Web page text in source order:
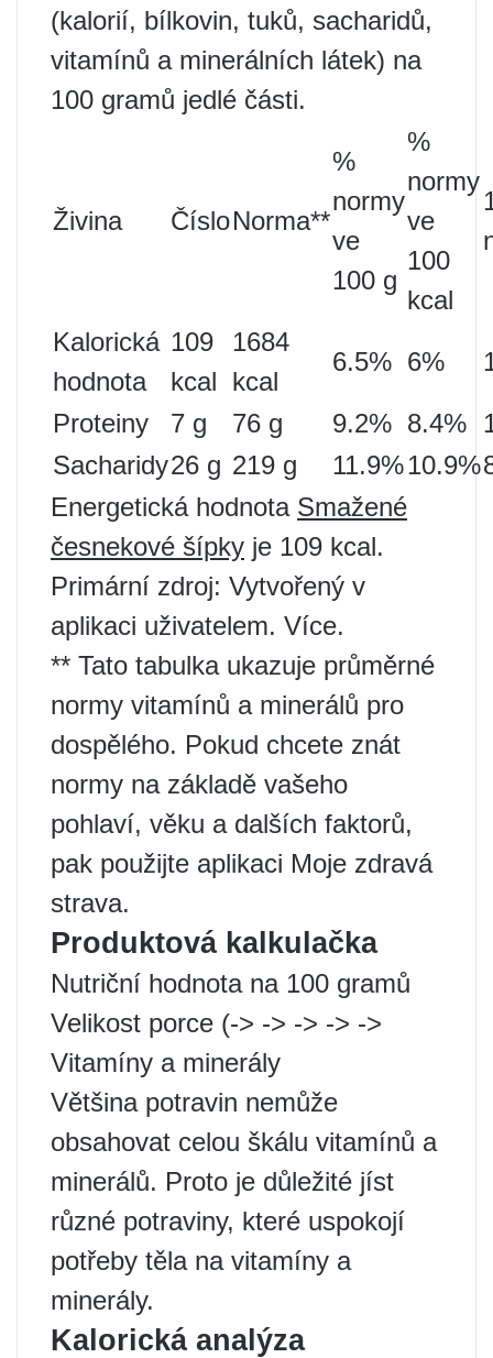
(kalorií, bílkovin, tuků, sacharidů,
vitamínů a minerálních látek) na
100 gramů jedlé části.
Živina ČísloNorma**
%
normy
ve
100 g
%
normy
ve
100
kcal
Kalorická
hodnota
109
kcal
1684
kcal
6.5% 6%
Proteiny 7 g 76 g 9.2% 8.4%
Sacharidy26 g 219 g 11.9%10.9%
Energetická hodnota Smažené
česnekové šípky je 109 kcal.
Primární zdroj: Vytvořený v
aplikaci uživatelem. Více.
** Tato tabulka ukazuje průměrné
normy vitamínů a minerálů pro
dospělého. Pokud chcete znát
normy na základě vašeho
pohlaví, věku a dalších faktorů,
pak použijte aplikaci Moje zdravá
strava.
Produktová kalkulačka
Nutriční hodnota na 100 gramů
Velikost porce (-> -> -> -> ->
Vitamíny a minerály
Většina potravin nemůže
obsahovat celou škálu vitamínů a
minerálů. Proto je důležité jíst
různé potraviny, které uspokojí
potřeby těla na vitamíny a
minerály.
Kalorická analýza